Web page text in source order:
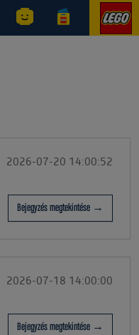
2026-07-20 14:00:52
Bejegyzés megtekintése →
2026-07-18 14:00:00
Bejegyzés megtekintése →